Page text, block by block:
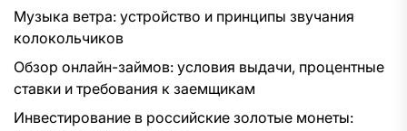
Музыка ветра: устройство и принципы звучания
колокольчиков
Обзор онлайн-займов: условия выдачи, процентные
ставки и требования к заемщикам
Инвестирование в российские золотые монеты: